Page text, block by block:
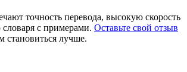
точность перевода, высокую скорость
с примерами. Оставьте свой отзыв
лучше.